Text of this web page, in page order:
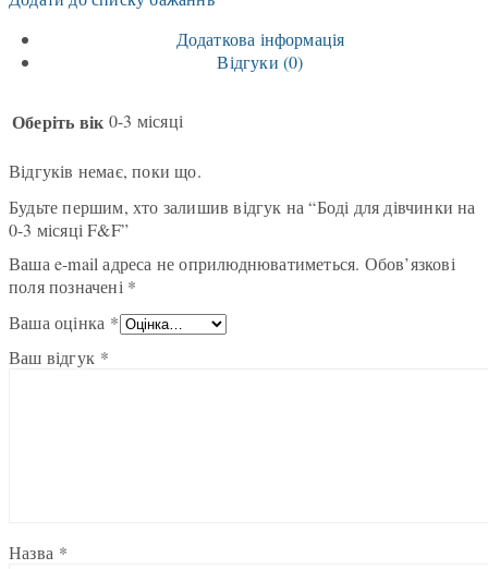
Додаткова інформація
Відгуки (0)
Оберіть вік 0-3 місяці
Відгуків немає, поки що.
Будьте першим, хто залишив відгук на “Боді для дівчинки на
0-3 місяці F&F”
Ваша e-mail адреса не оприлюднюватиметься. Обов’язкові
поля позначені *
Ваша оцінка *
Ваш відгук *
Назва *